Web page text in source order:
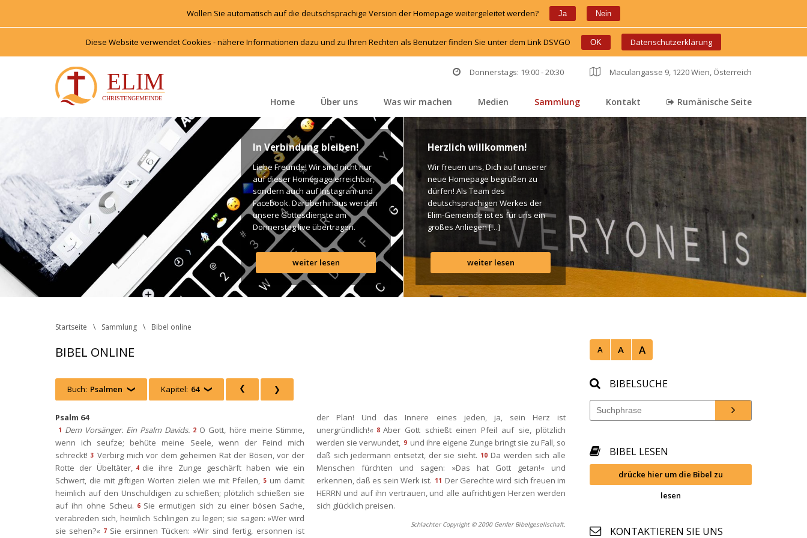
Wollen Sie automatisch auf die deutschsprachige Version der Homepage weitergeleitet werden? Ja Nein
Diese Website verwendet Cookies - nähere Informationen dazu und zu Ihren Rechten als Benutzer finden Sie unter dem Link DSVGO OK Datenschutzerklärung
Donnerstags: 19:00 - 20:30 Maculangasse 9, 1220 Wien, Österreich
Home Über un Was wir machen Medien Sammlung Kontakt Rumänische Seite
In Verbindung bleiben!
Liebe Freunde! Wir sind nicht nur
auf dieser Homepage erreichbar,
ondern auch auf Instagram und
Facebook. Darüberhinaus werden
unsere Gottesdienste am
Donnerstag live übertragen.
Unten findet Ihr dazu alle Links.
Gottes Segen! Live-Übertragung
Gottesdienst: http://ro.elim.at/live
Instagram: http://elim.wien
Facebook:
https://www.facebook.com/elimwien/
weiter lesen
Herzlich willkommen!
Wir freuen uns, Dich auf unserer
neue Homepage begrüßen zu
dürfen! Als Team des
deutschsprachigen Werkes der
Elim-Gemeinde ist es für uns ein
großes Anliegen […]
weiter lesen
Startseite Sammlung Bibel online
BIBEL ONLINE A A A
Buch: Psalmen Kapitel: 64
Psalm 64
1 Dem Vorsänger. Ein Psalm Davids. 2 O Gott, höre meine Stimme,
wenn ich seufze; behüte meine Seele, wenn der Feind mich
chreckt! 3 Verbirg mich vor dem geheimen Rat der Bösen, vor der
Rotte der Übeltäter, 4 die ihre Zunge geschärft haben wie ein
Schwert, die mit giftigen Worten zielen wie mit Pfeilen, 5 um damit
heimlich auf den Unschuldigen zu schießen; plötzlich schießen sie
auf ihn ohne Scheu. 6 Sie ermutigen sich zu einer bösen Sache,
verabreden sich, heimlich Schlingen zu legen; sie sagen: »Wer wird
ie sehen?« 7 Sie ersinnen Tücken: »Wir sind fertig, ersonnen ist
der Plan! Und das Innere eines jeden, ja, sein Herz ist
unergründlich!« 8 Aber Gott schießt einen Pfeil auf sie, plötzlich
werden sie verwundet, 9 und ihre eigene Zunge bringt sie zu Fall, so
daß sich jedermann entsetzt, der sie sieht. 10 Da werden sich alle
Menschen fürchten und sagen: »Das hat Gott getan!« und
erkennen, daß es sein Werk ist. 11 Der Gerechte wird sich freuen im
HERRN und auf ihn vertrauen, und alle aufrichtigen Herzen werden
ich glücklich preisen.
Schlachter Copyright © 2000 Genfer Bibelgesellschaft.
BIBELSUCHE
BIBEL LESEN
drücke hier um die Bibel zu
lesen
KONTAKTIEREN SIE UNS